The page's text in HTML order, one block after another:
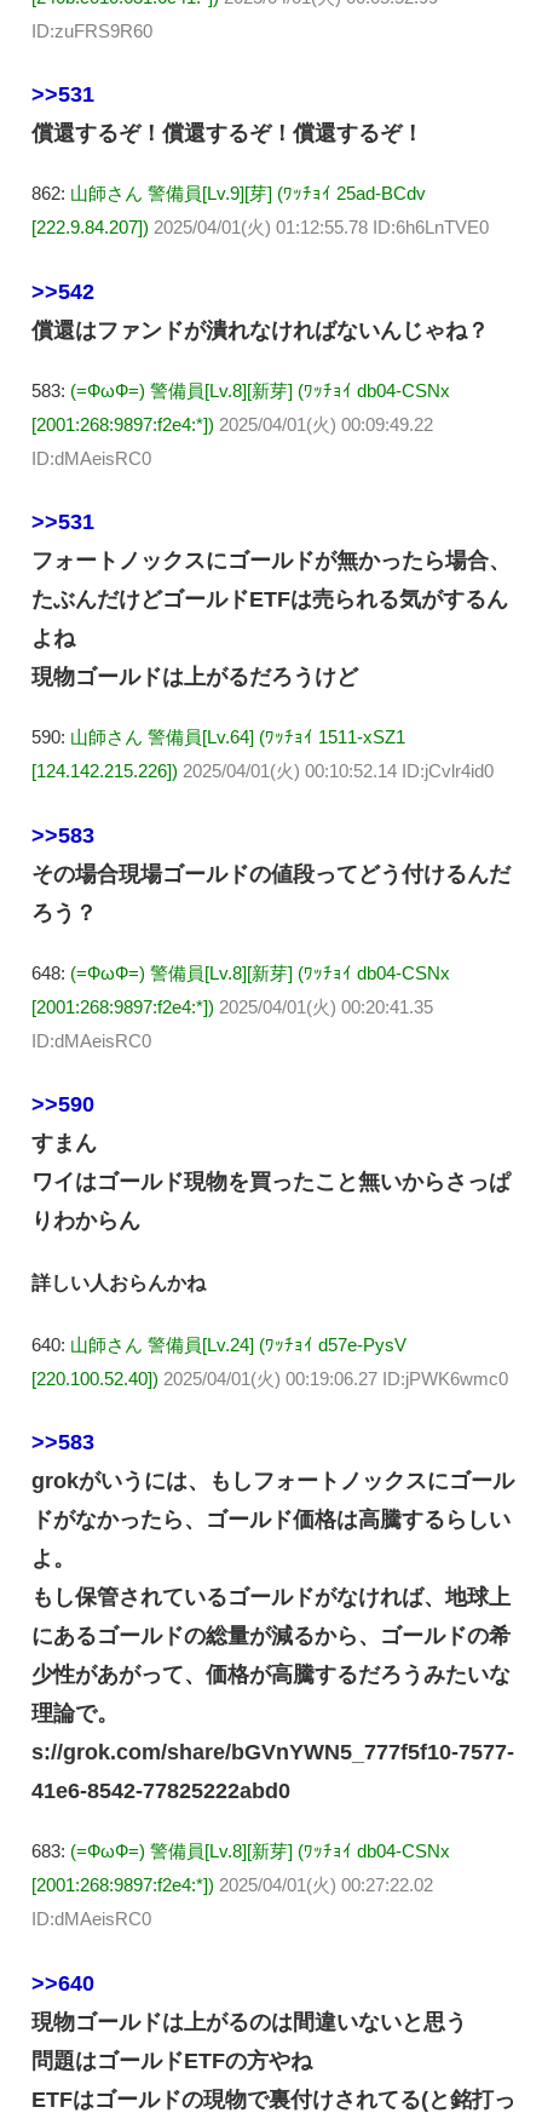
ID:zuFRS9R60
>>531
償還するぞ！償還するぞ！償還するぞ！
862: 山師さん 警備員[Lv.9][芽] (ﾜｯﾁｮｲ 25ad-BCdv
[222.9.84.207]) 2025/04/01(火) 01:12:55.78 ID:6h6LnTVE0
>>542
償還はファンドが潰れなければないんじゃね？
583: (=ФωФ=) 警備員[Lv.8][新芽] (ﾜｯﾁｮｲ db04-CSNx
[2001:268:9897:f2e4:*]) 2025/04/01(火) 00:09:49.22
ID:dMAeisRC0
>>531
フォートノックスにゴールドが無かったら場合、
たぶんだけどゴールドETFは売られる気がするん
よね
現物ゴールドは上がるだろうけど
590: 山師さん 警備員[Lv.64] (ﾜｯﾁｮｲ 1511-xSZ1
[124.142.215.226]) 2025/04/01(火) 00:10:52.14 ID:jCvlr4id0
>>583
その場合現場ゴールドの値段ってどう付けるんだ
ろう？
648: (=ФωФ=) 警備員[Lv.8][新芽] (ﾜｯﾁｮｲ db04-CSNx
[2001:268:9897:f2e4:*]) 2025/04/01(火) 00:20:41.35
ID:dMAeisRC0
>>590
すまん
ワイはゴールド現物を買ったこと無いからさっぱ
りわからん
詳しい人おらんかね
640: 山師さん 警備員[Lv.24] (ﾜｯﾁｮｲ d57e-PysV
[220.100.52.40]) 2025/04/01(火) 00:19:06.27 ID:jPWK6wmc0
>>583
grokがいうには、もしフォートノックスにゴール
ドがなかったら、ゴールド価格は高騰するらしい
よ。
もし保管されているゴールドがなければ、地球上
にあるゴールドの総量が減るから、ゴールドの希
少性があがって、価格が高騰するだろうみたいな
理論で。
s://grok.com/share/bGVnYWN5_777f5f10-7577-
41e6-8542-77825222abd0
683: (=ФωФ=) 警備員[Lv.8][新芽] (ﾜｯﾁｮｲ db04-CSNx
[2001:268:9897:f2e4:*]) 2025/04/01(火) 00:27:22.02
ID:dMAeisRC0
>>640
現物ゴールドは上がるのは間違いないと思う
問題はゴールドETFの方やね
ETFはゴールドの現物で裏付けされてる(と銘打っ